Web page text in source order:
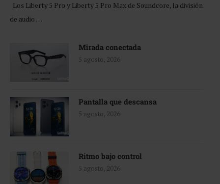
Los Liberty 5 Pro y Liberty 5 Pro Max de Soundcore, la división
de audio …
Mirada conectada
5 agosto, 2026
Pantalla que descansa
5 agosto, 2026
Ritmo bajo control
5 agosto, 2026